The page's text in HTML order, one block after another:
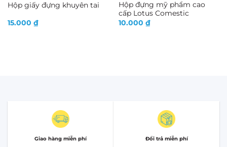
Hộp giấy đựng khuyên tai
15.000 ₫
Hộp đựng mỹ phẩm cao
cấp Lotus Comestic
10.000 ₫
Giao hàng miễn phí
Đổi trả miễn phí